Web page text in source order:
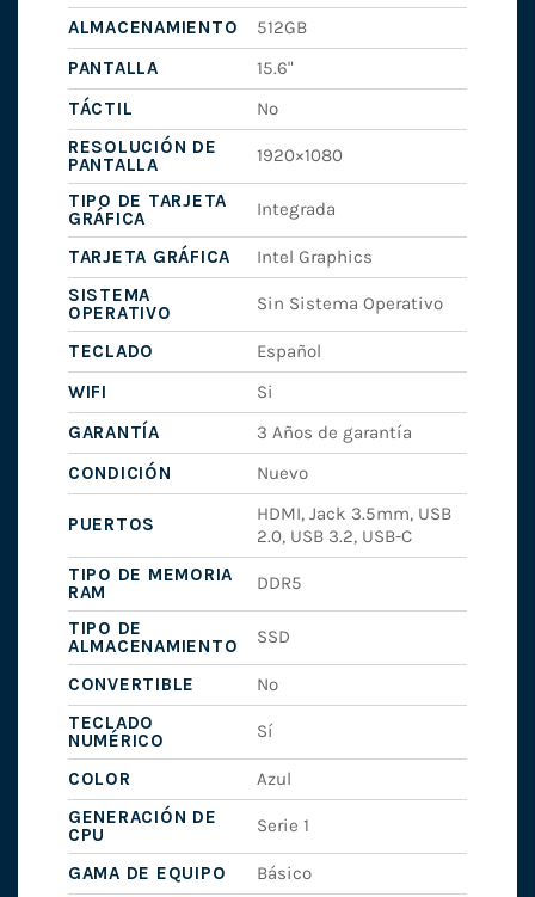
ALMACENAMIENTO
512GB
PANTALLA
15.6"
TÁCTIL
No
RESOLUCIÓN DE
PANTALLA
1920×1080
TIPO DE TARJETA
GRÁFICA
Integrada
TARJETA GRÁFICA
Intel Graphics
SISTEMA
OPERATIVO
Sin Sistema Operativo
TECLADO
Español
WIFI
Si
GARANTÍA
3 Años de garantía
CONDICIÓN
Nuevo
PUERTOS
HDMI, Jack 3.5mm, USB
2.0, USB 3.2, USB-C
TIPO DE MEMORIA
RAM
DDR5
TIPO DE
ALMACENAMIENTO
SSD
CONVERTIBLE
No
TECLADO
NUMÉRICO
Sí
COLOR
Azul
GENERACIÓN DE
CPU
Serie 1
GAMA DE EQUIPO Básico